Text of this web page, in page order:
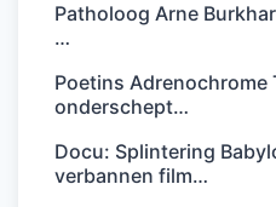
Patholoog Arne
…
Poetins Adrenochrome
onderschept…
Docu: Splintering
verbannen film…